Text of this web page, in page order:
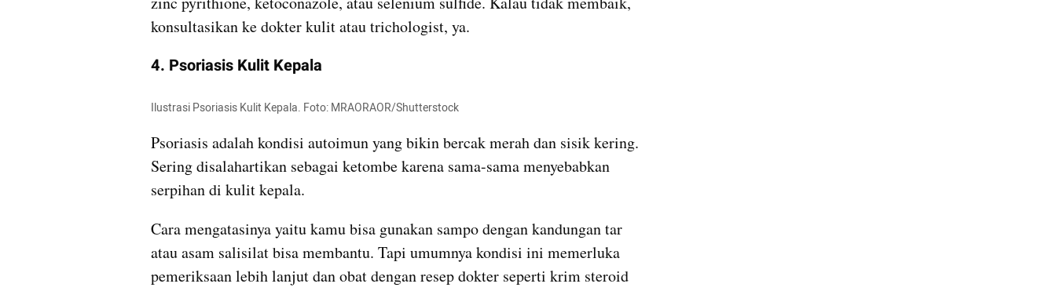
konsultasikan ke dokter kulit atau trichologist, ya.
4. Psoriasis Kulit Kepala
Ilustrasi Psoriasis Kulit Kepala. Foto: MRAORAOR/Shutterstock
Psoriasis adalah kondisi autoimun yang bikin bercak merah dan sisik kering.
Sering disalahartikan sebagai ketombe karena sama-sama menyebabkan
serpihan di kulit kepala.
Cara mengatasinya yaitu kamu bisa gunakan sampo dengan kandungan tar
atau asam salisilat bisa membantu. Tapi umumnya kondisi ini memerluka
pemeriksaan lebih lanjut dan obat dengan resep dokter seperti krim steroid